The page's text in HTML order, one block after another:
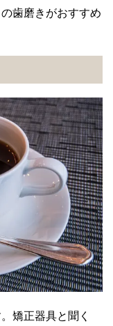
歯磨きがおすすめ
矯正器具と聞く